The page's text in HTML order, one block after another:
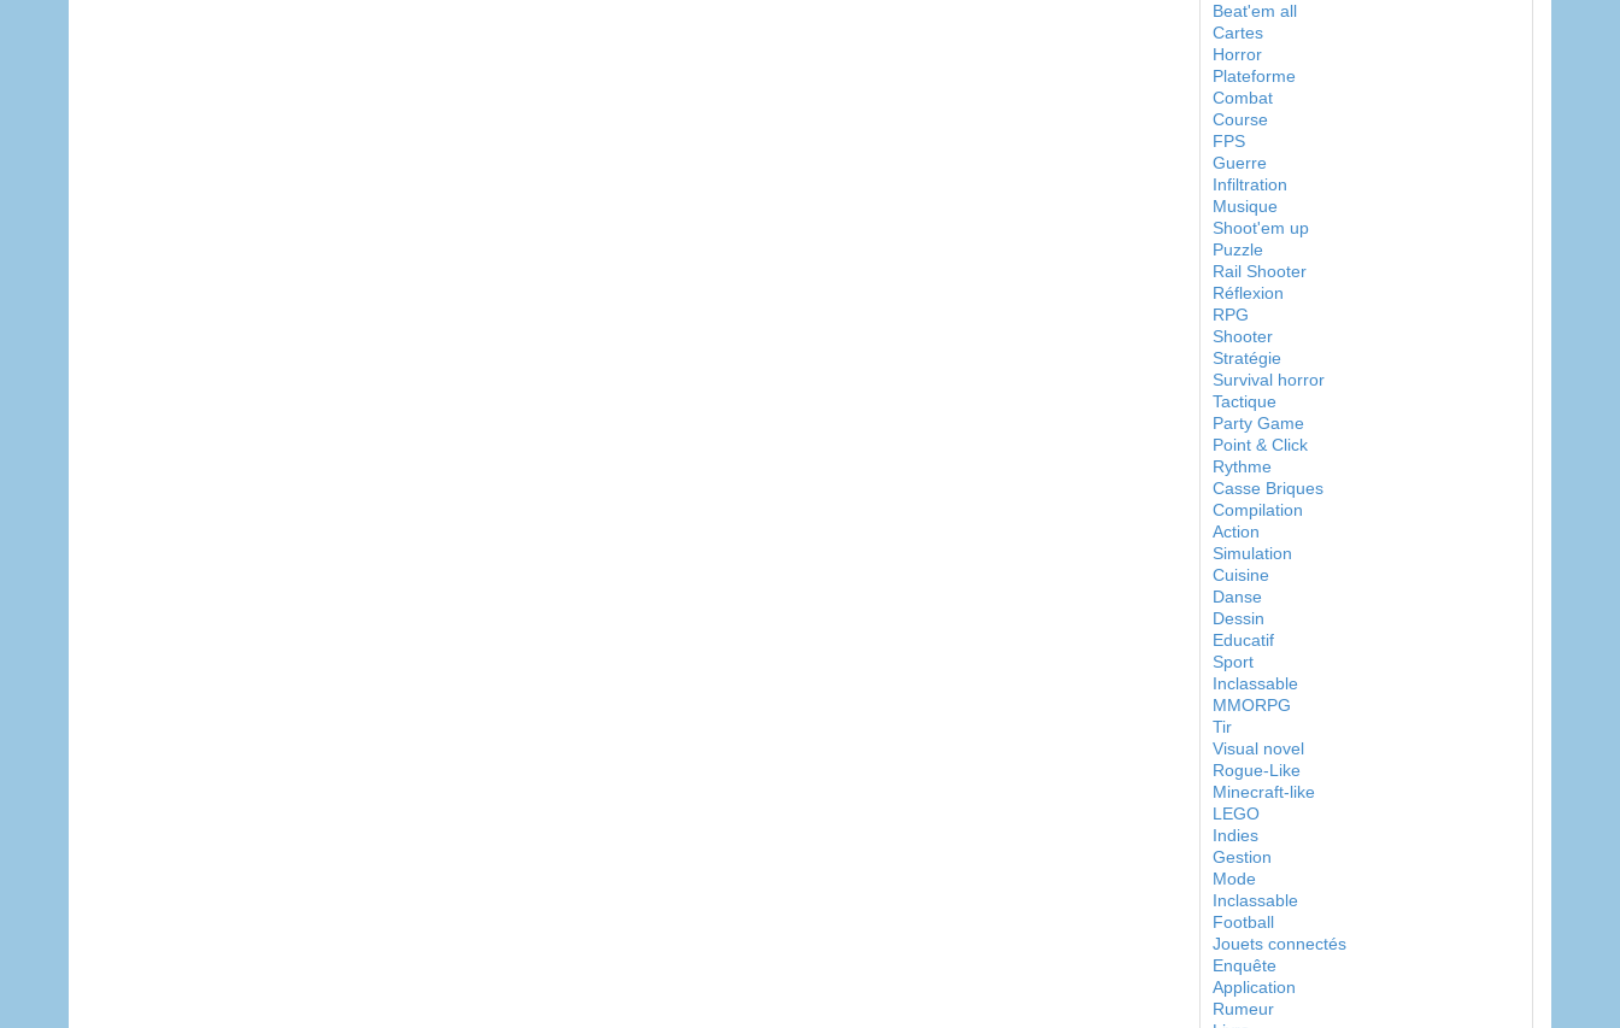
Beat'em all
Cartes
Horror
Plateforme
Combat
Course
FPS
Guerre
Infiltration
Musique
Shoot'em up
Puzzle
Rail Shooter
Réflexion
RPG
Shooter
Stratégie
Survival horror
Tactique
Party Game
Point & Click
Rythme
Casse Briques
Compilation
Action
Simulation
Cuisine
Danse
Dessin
Educatif
Sport
Inclassable
MMORPG
Tir
Visual novel
Rogue-Like
Minecraft-like
LEGO
Indies
Gestion
Mode
Inclassable
Football
Jouets connectés
Enquête
Application
Rumeur